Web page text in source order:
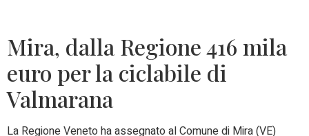
Mira, dalla Regione 416 mila
euro per la ciclabile di
Valmarana
La Regione Veneto ha assegnato al Comune di Mira (VE)